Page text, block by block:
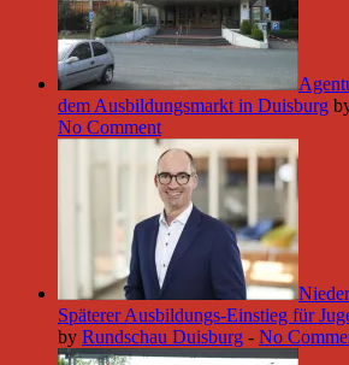
dem Ausbildungsmarkt in Duisburg
No Comment
Späterer Ausbildungs-Einstieg für
by Rundschau Duisburg - No